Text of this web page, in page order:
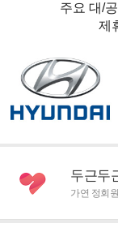
주요 대/
제
두근두
가연 정회